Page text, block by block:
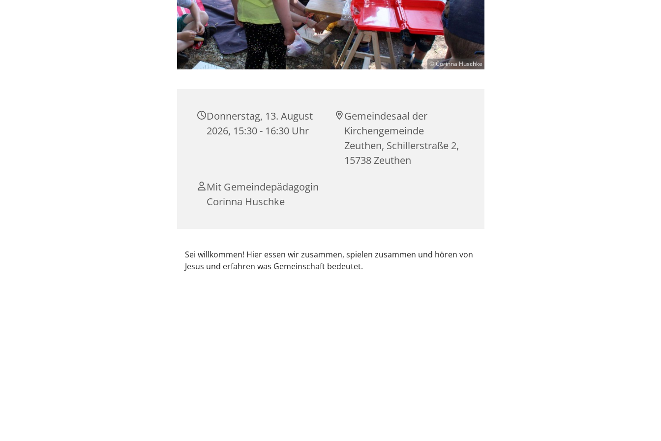
© Corinna Huschke
Donnerstag, 13. August
2026, 15:30 - 16:30 Uhr
Gemeindesaal der
Kirchengemeinde
Zeuthen, Schillerstraße 2,
15738 Zeuthen
Mit Gemeindepädagogin
Corinna Huschke
Sei willkommen! Hier essen wir zusammen, spielen zusammen und hören von
Jesus und erfahren was Gemeinschaft bedeutet.